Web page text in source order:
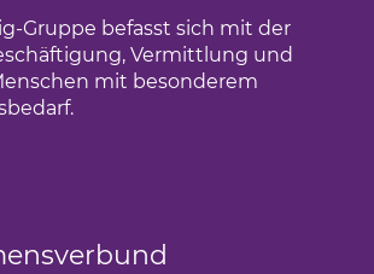
Gruppe befasst sich mit der
Vermittlung und
mit besonderem